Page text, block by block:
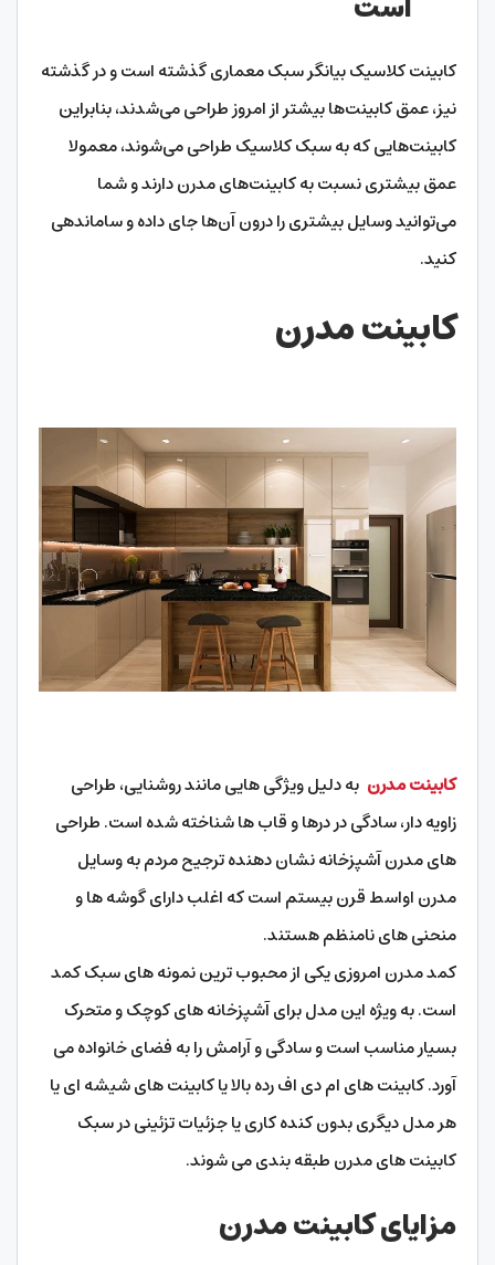
کابینت کلاسیک بیانگر سبک معماری گذشته است و در گذشته
نیز، عمق کابینت‌ها بیشتر از امروز طراحی می‌شدند، بنابراین
کابینت‌هایی که به سبک کلاسیک طراحی می‌شوند، معمولا
عمق بیشتری نسبت به کابینت‌های مدرن دارند و شما
می‌توانید وسایل بیشتری را درون آن‌ها جای داده و ساماندهی
کنید.
کابینت مدرن
کابینت مدرن به دلیل ویژگی هایی مانند روشنایی، طراحی
زاویه دار، سادگی در درها و قاب ها شناخته شده است. طراحی
های مدرن آشپزخانه نشان دهنده ترجیح مردم به وسایل
مدرن اواسط قرن بیستم است که اغلب دارای گوشه ها و
منحنی های نامنظم هستند.
کمد مدرن امروزی یکی از محبوب ترین نمونه های سبک کمد
است. به ویژه این مدل برای آشپزخانه های کوچک و متحرک
بسیار مناسب است و سادگی و آرامش را به فضای خانواده می
آورد. کابینت های ام دی اف رده بالا یا کابینت های شیشه ای یا
هر مدل دیگری بدون کنده کاری یا جزئیات تزئینی در سبک
کابینت های مدرن طبقه بندی می شوند.
مزایای کابینت مدرن